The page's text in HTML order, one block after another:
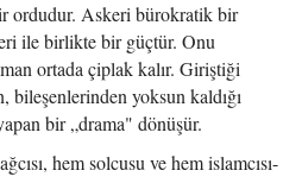
ordudur. Askeri bürokratik bir
ile birlikte bir güçtür. Onu
ortada çiplak kalır. Giriştiği
yoksun kaldığı
bir „drama" dönüşür.
hem solcusu ve hem islamcısı-